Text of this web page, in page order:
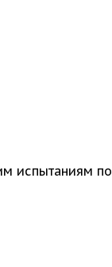
испытаниям